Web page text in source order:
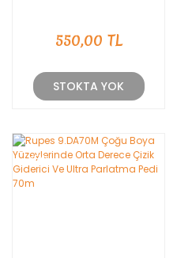
550,00 TL
STOKTA YOK
YENİ